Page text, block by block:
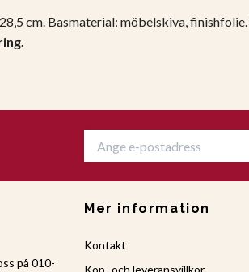
cm. Basmaterial: möbelskiva, finishfolie.
på 010-
Mer information
Kontakt
Köp- och leveransvillkor